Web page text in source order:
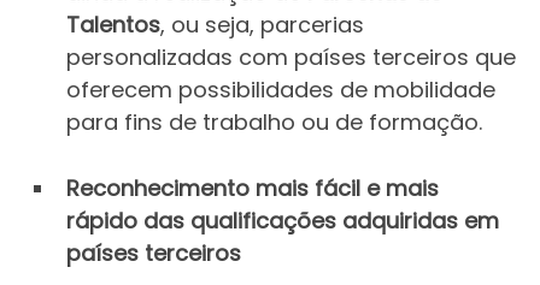
Talentos, ou seja, parcerias
personalizadas com países terceiros que
oferecem possibilidades de mobilidade
para fins de trabalho ou de formação.
Reconhecimento mais fácil e mais
rápido das qualificações adquiridas em
países terceiros